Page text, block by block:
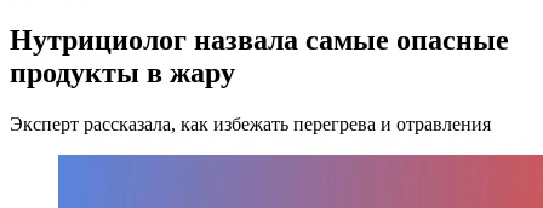
Нутрициолог назвала самые опасные
продукты в жару
Эксперт рассказала, как избежать перегрева и отравления